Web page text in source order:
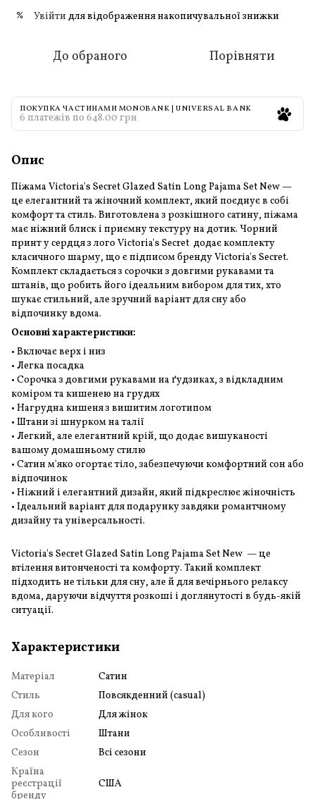
% Увійти для відображення накопичувальної знижки
До обраного Порівняти
ПОКУПКА ЧАСТИНАМИ MONOBANK | UNIVERSAL BANK
6 платежів по 648.00 грн
Опис
Піжама Victoria's Secret Glazed Satin Long Pajama Set New —
це елегантний та жіночний комплект, який поєднує в собі
комфорт та стиль. Виготовлена з розкішного сатину, піжама
має ніжний блиск і приємну текстуру на дотик. Чорний
принт у сердця з лого Victoria's Secret додає комплекту
класичного шарму, що є підписом бренду Victoria's Secret.
Комплект складається з сорочки з довгими рукавами та
штанів, що робить його ідеальним вибором для тих, хто
шукає стильний, але зручний варіант для сну або
відпочинку вдома.
Основні характеристики:
• Включає верх і низ
• Легка посадка
• Сорочка з довгими рукавами на ґудзиках, з відкладним
коміром та кишенею на грудях
• Нагрудна кишеня з вишитим логотипом
• Штани зі шнурком на талії
• Легкий, але елегантний крій, що додає вишуканості
вашому домашньому стилю
• Сатин м'яко огортає тіло, забезпечуючи комфортний сон або
відпочинок
• Ніжний і елегантний дизайн, який підкреслює жіночність
• Ідеальний варіант для подарунку завдяки романтчному
дизайну та універсальності.
Victoria's Secret Glazed Satin Long Pajama Set New — це
втілення витонченості та комфорту. Такий комплект
підходить не тільки для сну, але й для вечірнього релаксу
вдома, даруючи відчуття розкоші і доглянутості в будь-якій
ситуації.
Характеристики
Матеріал
Сатин
Стиль
Повсякденний (casual)
Для кого
Для жінок
Особливості
Штани
Сезон
Всі сезони
Країна
реєстрації
бренду
США